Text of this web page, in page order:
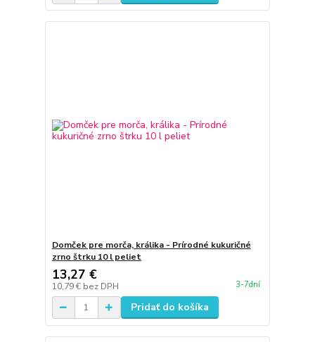
Domček pre morča, králika - Prírodné kukuričné
zrno štrku 10 l peliet
13,27 €
10,79 € bez DPH 3-7dní
Pridať do košíka